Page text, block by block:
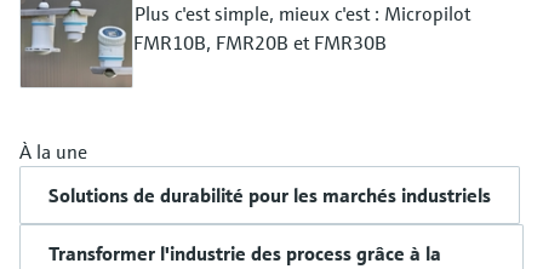
Plus c'est simple, mieux c'est : Micropilot
FMR10B, FMR20B et FMR30B
À la une
Solutions de durabilité pour les marchés industriels
Transformer l'industrie des process grâce à la